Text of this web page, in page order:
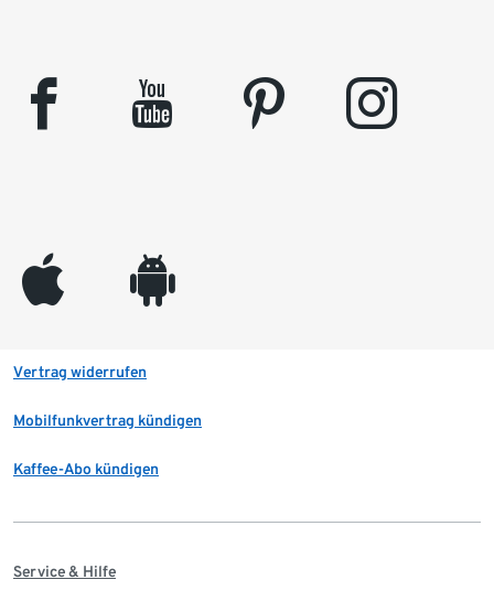
facebook youtube pinterest instagram
appleinc android
Vertrag widerrufen
Mobilfunkvertrag kündigen
Kaffee-Abo kündigen
Service & Hilfe